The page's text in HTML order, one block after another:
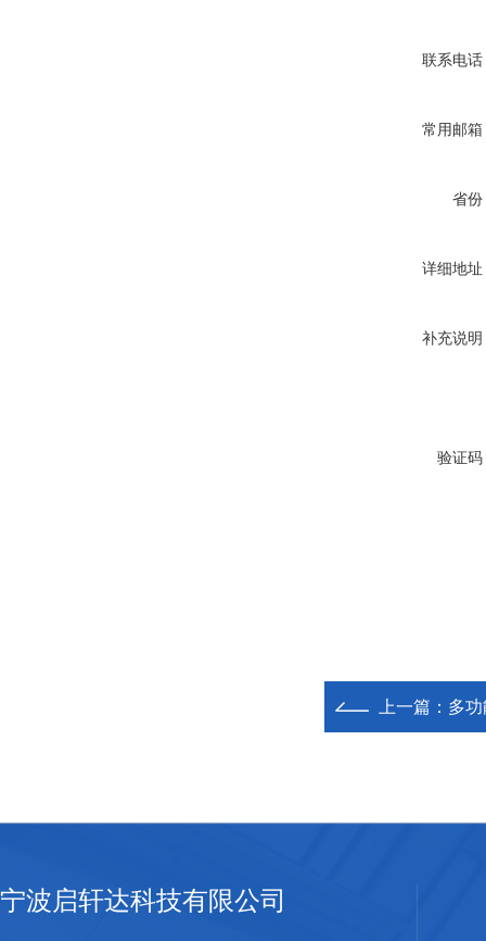
联系电话
常用邮箱
省份
详细地址
补充说明
验证码
上一篇： 多
宁波启轩达科技有限公司